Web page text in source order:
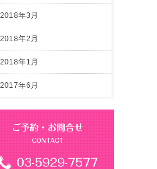
2018年3月
2018年2月
2018年1月
2017年6月